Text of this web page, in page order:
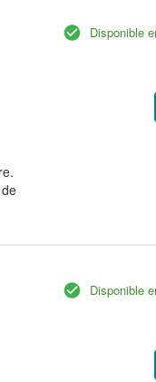
Disponible
Disponible